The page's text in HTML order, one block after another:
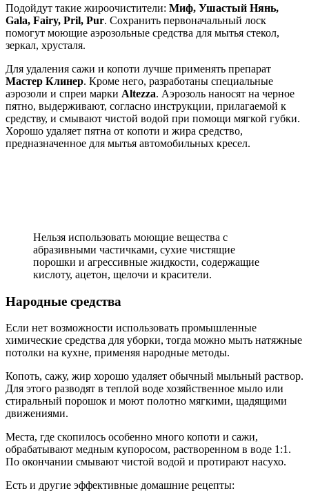
Подойдут такие жироочистители: Миф, Ушастый Нянь,
Gala, Fairy, Pril, Pur. Сохранить первоначальный лоск
помогут моющие аэрозольные средства для мытья стекол,
зеркал, хрусталя.
Для удаления сажи и копоти лучше применять препарат
Мастер Клинер. Кроме него, разработаны специальные
аэрозоли и спреи марки Altezza. Аэрозоль наносят на черное
пятно, выдерживают, согласно инструкции, прилагаемой к
средству, и смывают чистой водой при помощи мягкой губки.
Хорошо удаляет пятна от копоти и жира средство,
предназначенное для мытья автомобильных кресел.
Нельзя использовать моющие вещества с
абразивными частичками, сухие чистящие
порошки и агрессивные жидкости, содержащие
кислоту, ацетон, щелочи и красители.
Народные средства
Если нет возможности использовать промышленные
химические средства для уборки, тогда можно мыть натяжные
потолки на кухне, применяя народные методы.
Копоть, сажу, жир хорошо удаляет обычный мыльный раствор.
Для этого разводят в теплой воде хозяйственное мыло или
стиральный порошок и моют полотно мягкими, щадящими
движениями.
Места, где скопилось особенно много копоти и сажи,
обрабатывают медным купоросом, растворенном в воде 1:1.
По окончании смывают чистой водой и протирают насухо.
Есть и другие эффективные домашние рецепты: